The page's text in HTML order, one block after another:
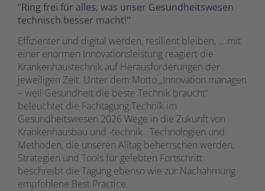
"Ring frei für alles, was unser Gesundheitswesen
technisch besser macht!"
Effizienter und digital werden, resilient bleiben, … mit
einer enormen Innovationsleistung reagiert die
Krankenhaustechnik auf Herausforderungen der
jeweiligen Zeit. Unter dem Motto „Innovation managen
– weil Gesundheit die beste Technik braucht“
beleuchtet die Fachtagung Technik im
Gesundheitswesen 2026 Wege in die Zukunft von
Krankenhausbau und -technik . Technologien und
Methoden, die unseren Alltag beherrschen werden,
Strategien und Tools für gelebten Fortschritt
beschreibt die Tagung ebenso wie zur Nachahmung
empfohlene Best Practice.